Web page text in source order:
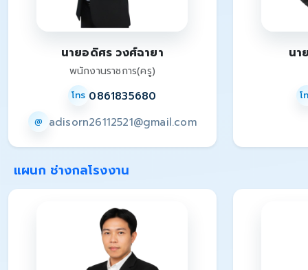
นายอดิศร วงศ์ฉายา
พนักงานราชการ(ครู)
โทร 0861835680
@ adisorn26112521@gmail.com
นา
โ
แผนก ช่างกลโรงงาน